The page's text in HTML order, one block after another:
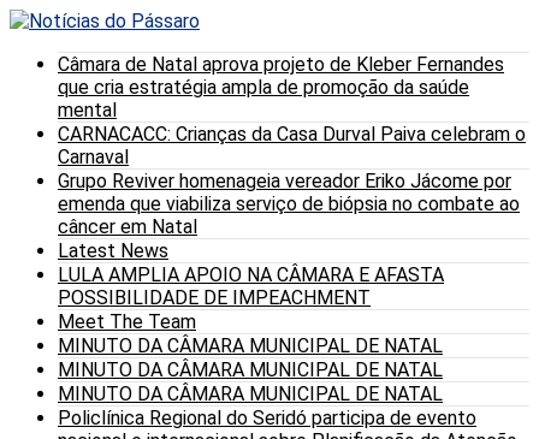
Câmara de Natal aprova projeto de Kleber Fernandes
que cria estratégia ampla de promoção da saúde
mental
CARNACACC: Crianças da Casa Durval Paiva celebram o
Carnaval
Grupo Reviver homenageia vereador Eriko Jácome por
emenda que viabiliza serviço de biópsia no combate ao
câncer em Natal
Latest News
LULA AMPLIA APOIO NA CÂMARA E AFASTA
POSSIBILIDADE DE IMPEACHMENT
Meet The Team
MINUTO DA CÂMARA MUNICIPAL DE NATAL
MINUTO DA CÂMARA MUNICIPAL DE NATAL
MINUTO DA CÂMARA MUNICIPAL DE NATAL
Policlínica Regional do Seridó participa de evento